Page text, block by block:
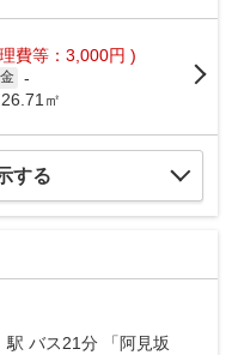
費等：3,000円 )
-
㎡
する
駅 バス21分 「阿見坂